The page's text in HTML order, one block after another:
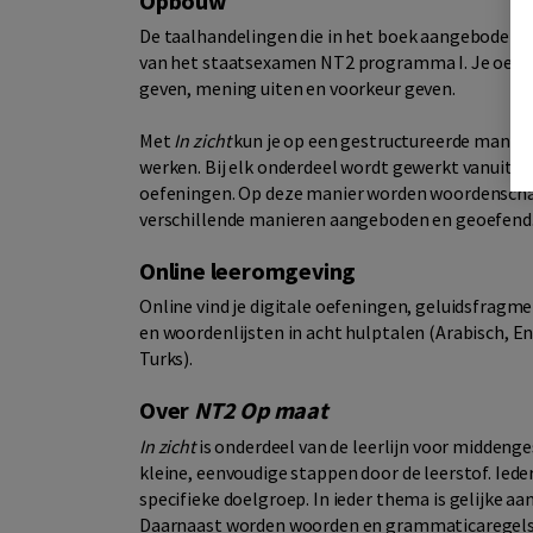
De taalhandelingen die in het boek aangeboden
van het staatsexamen NT2 programma I. Je
geven, mening uiten en voorkeur geven.
Met In zichtkun je op een gestructureerde
werken. Bij elk onderdeel wordt gewerkt vanuit
oefeningen. Op deze manier worden
verschillende manieren aangeboden en geoefend.
Online leeromgeving
Online vind je digitale oefeningen,
en woordenlijsten in acht hulptalen (Arabisch,
Turks).
Over NT2 Op maat
In zichtis onderdeel van de leerlijn voor
kleine, eenvoudige stappen door de leerstof.
specifieke doelgroep. In ieder thema is gelijke
Daarnaast worden woorden en